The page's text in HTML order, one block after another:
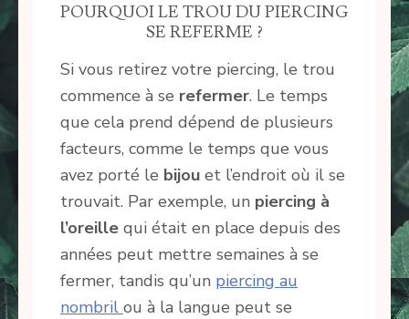
POURQUOI LE TROU DU PIERCING
SE REFERME ?
Si vous retirez votre piercing, le trou
commence à se refermer. Le temps
que cela prend dépend de plusieurs
facteurs, comme le temps que vous
avez porté le bijou et l’endroit où il se
trouvait. Par exemple, un piercing à
l’oreille qui était en place depuis des
années peut mettre semaines à se
fermer, tandis qu’un piercing au
nombril ou à la langue peut se